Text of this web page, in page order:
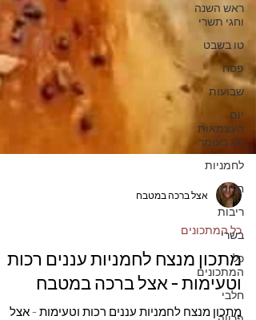
ראש השנה
וחגי תשרי
טו בשבט
פסח
שבועות
יום
העצמאות
ולג בעומר
לחמניות
חלות
ריבות
בשרי
כל
המתכונים
חלבי
אצל ברכה במטבח
כל המתכונים
מתכון מנצח לחמניות עננים רכות